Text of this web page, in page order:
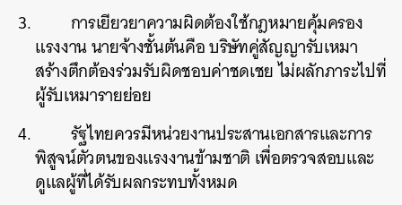
การเยียวยาความผิดต้องใช้กฎหมายคุ้มครอง
แรงงาน นายจ้างชั้นต้นคือ บริษัทคู่สัญญารับเหมา
สร้างตึกต้องร่วมรับผิดชอบค่าชดเชย ไม่ผลักภาระไปที่
ผู้รับเหมารายย่อย
รัฐไทยควรมีหน่วยงานประสานเอกสารและการ
พิสูจน์ตัวตนของแรงงานข้ามชาติ เพื่อตรวจสอบและ
ดูแลผู้ที่ได้รับผลกระทบทั้งหมด